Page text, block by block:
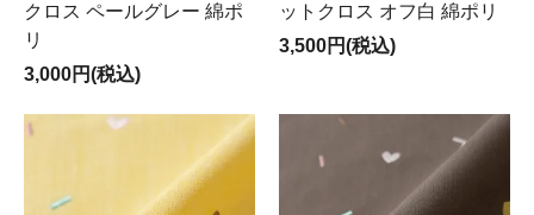
クロス ペールグレー 綿ポ
リ
3,000円(税込)
ットクロス オフ白 綿ポリ
3,500円(税込)